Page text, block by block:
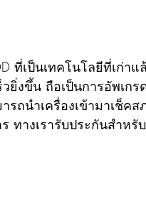
ยิ่งขึ้น ถือเป็นการอัพเก
ถนำเครื่องเข้ามาเช็ค
ทางเรารับประกันสำหรั